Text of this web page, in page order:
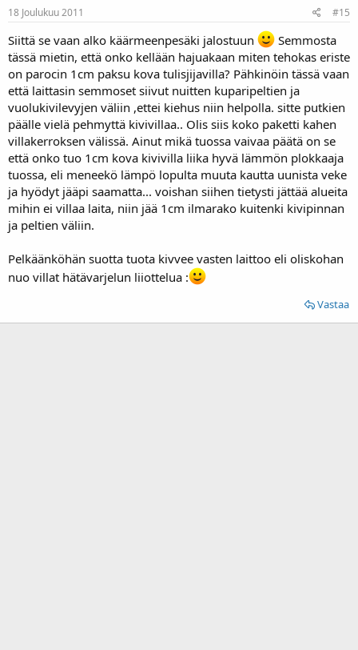
18 Joulukuu 2011 #15
Siittä se vaan alko käärmeenpesäki jalostuun
Semmosta
tässä mietin, että onko kellään hajuakaan miten tehokas eriste
on parocin 1cm paksu kova tulisjijavilla? Pähkinöin tässä vaan
että laittasin semmoset siivut nuitten kuparipeltien ja
vuolukivilevyjen väliin ,ettei kiehus niin helpolla. sitte putkien
päälle vielä pehmyttä kivivillaa.. Olis siis koko paketti kahen
villakerroksen välissä. Ainut mikä tuossa vaivaa päätä on se
että onko tuo 1cm kova kivivilla liika hyvä lämmön plokkaaja
tuossa, eli meneekö lämpö lopulta muuta kautta uunista veke
ja hyödyt jääpi saamatta... voishan siihen tietysti jättää alueita
mihin ei villaa laita, niin jää 1cm ilmarako kuitenki kivipinnan
ja peltien väliin.
Pelkäänköhän suotta tuota kivvee vasten laittoo eli oliskohan
nuo villat hätävarjelun liiottelua :
Vastaa